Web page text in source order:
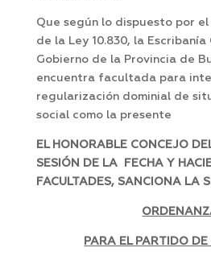
Que según lo dispuesto por
de la Ley 10.830, la Escribanía
Gobierno de la Provincia de
encuentra facultada para
regularización dominial de
social como la presente
EL HONORABLE CONCEJO
SESIÓN DE LA FECHA Y
FACULTADES, SANCIONA LA
PARA EL PARTIDO